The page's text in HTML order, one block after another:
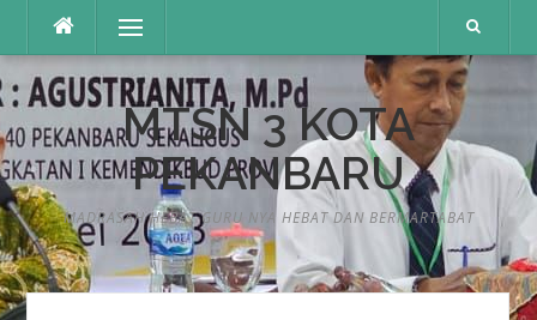
konten
Menu
MTSN 3 KOTA
PEKANBARU
MADRASAH HEBAT GURU NYA HEBAT DAN BERMARTABAT